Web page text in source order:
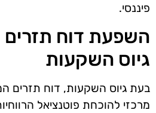
פיננסי.
השפעת דוח תזרים
גיוס השקעות
בעת גיוס השקעות, דוח תזרים
מרכזי להוכחת פוטנציאל